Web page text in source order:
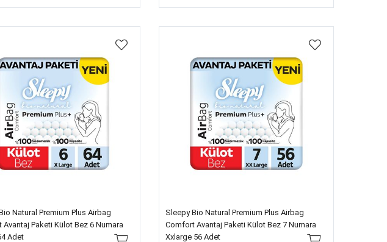
Natural Premium Plus Airbag
Avantaj Paketi Külot Bez 6 Numara
Adet
Sleepy Bio Natural Premium Plus Airbag
Comfort Avantaj Paketi Külot Bez 7 Numara
Xxlarge 56 Adet